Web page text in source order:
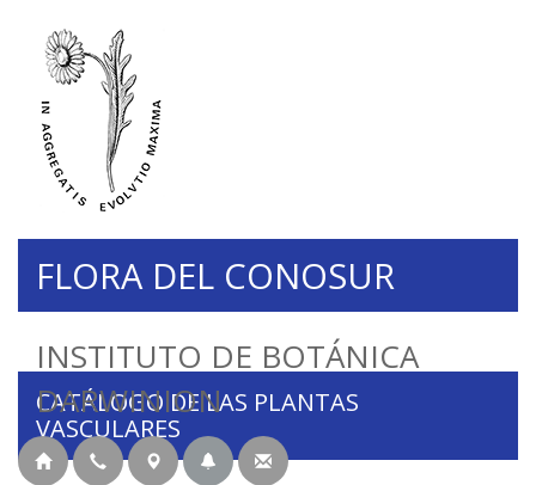
INSTITUTO DE BOTÁNICA
DARWINION
FLORA DEL CONOSUR
CATÁLOGO DE LAS PLANTAS
VASCULARES